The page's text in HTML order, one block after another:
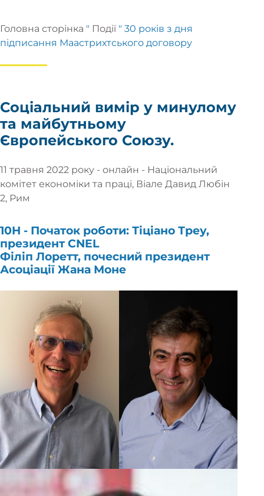
Головна сторінка " Події " 30 років з дня
підписання Маастрихтського договору
Соціальний вимір у минулому
та майбутньому
Європейського Союзу.
11 травня 2022 року - онлайн - Національний
комітет економіки та праці, Віале Давид Любін
2, Рим
10H - Початок роботи: Тіціано Треу,
президент CNEL
Філіп Лоретт, почесний президент
Асоціації Жана Моне